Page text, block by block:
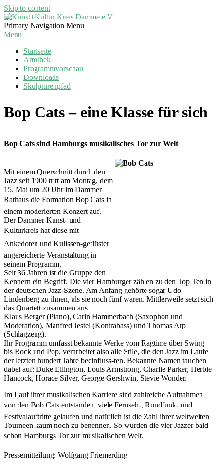
Skip to content
Kunst+Kultur-
Kreis
Primary Navigation Menu
Menu
Startseite
Artothek
Programmvorschau
Downloads
Skulpturenpfad
Bop Cats – eine Klasse für sich
Bop Cats sind Hamburgs musikalisches Tor zur Welt
Mit einem Querschnitt durch den
Jazz seit 1900 tritt am Montag, dem
15. Mai um 20 Uhr im Dammer
Rathaus die Formation Bop Cats in
einem moderierten Konzert auf.
Der Dammer Kunst- und
Kulturkreis hat diese mit
Ankedoten und Kulissen-geflüster
angereicherte Veranstaltung in
seinem Programm.
Seit 36 Jahren ist die Gruppe den
Kennern ein Begriff. Die vier Hamburger zählen zu den Top Ten in
der deutschen Jazz-Szene. Am Anfang gehörte sogar Udo
Lindenberg zu ihnen, als sie noch fünf waren. Mittlerweile setzt sich
das Quartett zusammen aus
Klaus Berger (Piano), Carin Hammerbach (Saxophon und
Moderation), Manfred Jestel (Kontrabass) und Thomas Arp
(Schlagzeug).
Ihr Programm umfasst bekannte Werke vom Ragtime über Swing
bis Rock und Pop, verarbeitet also alle Stile, die den Jazz im Laufe
der letzten hundert Jahre beeinfluss-ten. Bekannte Namen tauchen
dabei auf: Duke Ellington, Louis Armstrong, Charlie Parker, Herbie
Hancock, Horace Silver, George Gershwin, Stevie Wonder.
Im Lauf ihrer musikalischen Karriere sind zahlreiche Aufnahmen
von den Bob Cats entstanden, viele Fernseh-, Rundfunk- und
Festivalauftritte gelaufen und natürlich ist die Zahl ihrer weltweiten
Tourneen kaum noch zu benennen. So wurden die vier Jazzer bald
schon Hamburgs Tor zur musikalischen Welt.
Pressemitteilung: Wolfgang Friemerding